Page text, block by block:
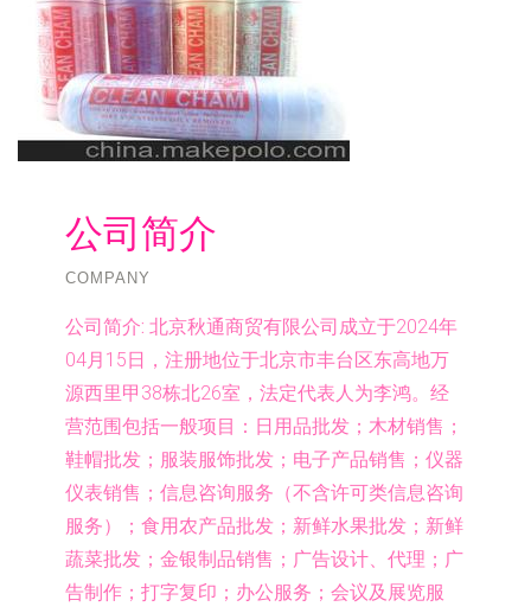
公司简介
COMPANY
公司简介: 北京秋通商贸有限公司成立于2024年
04月15日，注册地位于北京市丰台区东高地万
源西里甲38栋北26室，法定代表人为李鸿。经
营范围包括一般项目：日用品批发；木材销售；
鞋帽批发；服装服饰批发；电子产品销售；仪器
仪表销售；信息咨询服务（不含许可类信息咨询
服务）；食用农产品批发；新鲜水果批发；新鲜
蔬菜批发；金银制品销售；广告设计、代理；广
告制作；打字复印；办公服务；会议及展览服